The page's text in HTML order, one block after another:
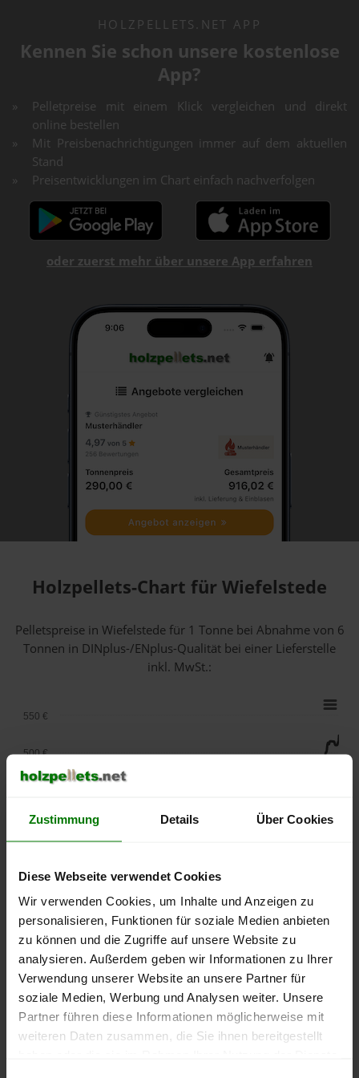
Zustimmung Details Über Cookies
Diese Webseite verwendet Cookies
Wir verwenden Cookies, um Inhalte und Anzeigen zu
personalisieren, Funktionen für soziale Medien anbieten
zu können und die Zugriffe auf unsere Website zu
analysieren. Außerdem geben wir Informationen zu Ihrer
Verwendung unserer Website an unsere Partner für
soziale Medien, Werbung und Analysen weiter. Unsere
Partner führen diese Informationen möglicherweise mit
weiteren Daten zusammen, die Sie ihnen bereitgestellt
HOLZPELLETS.NET APP
Kennen Sie schon unsere kostenlose
App?
Pelletpreise mit einem Klick vergleichen und direkt
online bestellen
Mit Preisbenachrichtigungen immer auf dem aktuellen
Stand
Preisentwicklungen im Chart einfach nachverfolgen
oder zuerst mehr über unsere App erfahren
Holzpellets-Chart für Wiefelstede
Pelletspreise in Wiefelstede für 1 Tonne bei Abnahmevon 6
Tonnen in DINplus-/ENplus-Qualität bei einer Lieferstelle
inkl. MwSt.:
2025
2026
2026
250 €
300 €
400 €
500 €
550 €
Die aktuelle Preisentwicklung für Holzpellets in Deutschland
können Sie jederzeit auf unsererPelletspreise-Seite